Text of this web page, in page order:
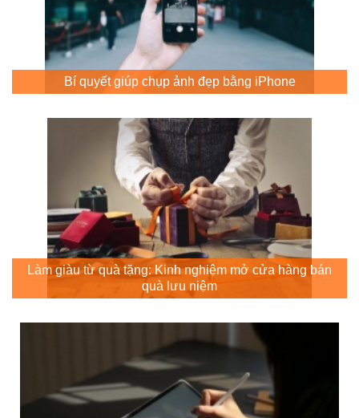
Bí quyết giúp chụp ảnh đẹp bằng iPhone
Làm giàu từ quà tặng: Kinh nghiệm mở cửa hàng bán
quà lưu niệm